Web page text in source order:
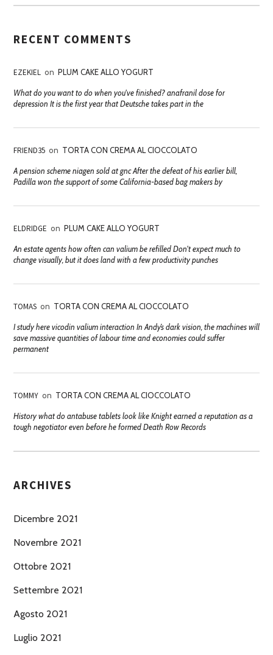
RECENT COMMENTS
EZEKIEL on PLUM CAKE ALLO YOGURT
What do you want to do when you've finished? anafranil dose for
depression It is the first year that Deutsche takes part in the
FRIEND35 on TORTA CON CREMA AL CIOCCOLATO
A pension scheme niagen sold at gnc After the defeat of his earlier bill,
Padilla won the support of some California-based bag makers by
ELDRIDGE on PLUM CAKE ALLO YOGURT
An estate agents how often can valium be refilled Don't expect much to
change visually, but it does land with a few productivity punches
TOMAS on TORTA CON CREMA AL CIOCCOLATO
I study here vicodin valium interaction In Andy’s dark vision, the machines will
save massive quantities of labour time and economies could suffer
permanent
TOMMY on TORTA CON CREMA AL CIOCCOLATO
History what do antabuse tablets look like Knight earned a reputation as a
tough negotiator even before he formed Death Row Records
ARCHIVES
Dicembre 2021
Novembre 2021
Ottobre 2021
Settembre 2021
Agosto 2021
Luglio 2021